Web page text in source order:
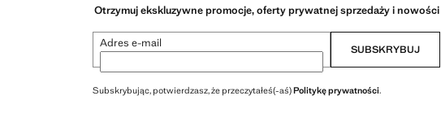
Otrzymuj ekskluzywne promocje, oferty prywatnej sprzedaży i nowości
Adres e-mail SUBSKRYBUJ
Subskrybując, potwierdzasz, że przeczytałeś(-aś)Politykę prywatności.